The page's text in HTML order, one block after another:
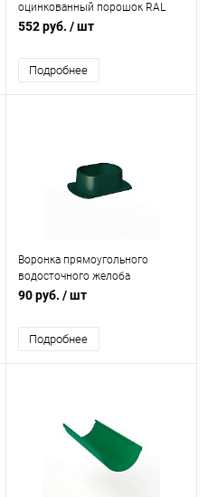
оцинкованный порошок RAL
6019
552 руб. / шт
Подробнее
Воронка прямоугольного
водосточного желоба
полиэстер врезная Grand Line
90 руб. / шт
Подробнее